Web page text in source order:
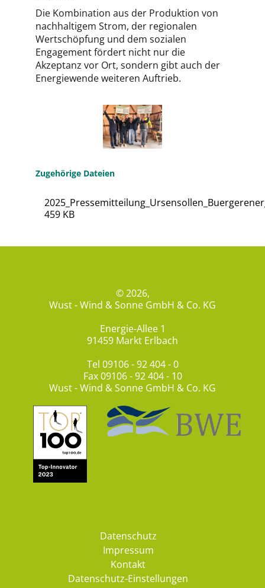
Die Kombination aus der Produktion von
nachhaltigem Strom, der regionalen
Wertschöpfung und dem sozialen
Engagement fördert nicht nur die
Akzeptanz vor Ort, sondern gibt auch der
Energiewende weiteren Auftrieb.
Zugehörige Dateien
459 KB
© 2026,
Wust - Wind & Sonne GmbH & Co. KG
Energie-Allee 1
91459 Markt Erlbach
Tel 09106 - 92 404 - 0
Fax 09106 - 92 404 - 10
Wust - Wind & Sonne GmbH & Co. KG
Datenschutz
Impressum
Kontakt
Datenschutz-Einstellungen